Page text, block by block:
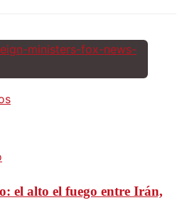
el alto el fuego entre Irán,